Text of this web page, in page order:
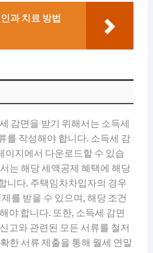
과 치료 방법
감면을 받기 위해서는 소득세
를 작성해야 합니다. 소득세 감
이지에서 다운로드할 수 있습
는 해당 세액공제 혜택에 해당
니다. 주택임차차입자의 경우
를 받을 수 있으며, 해당 조건
야 합니다. 또한, 소득세 감면
고와 관련된 모든 서류를 철저
한 서류 제출을 통해 월세 연말